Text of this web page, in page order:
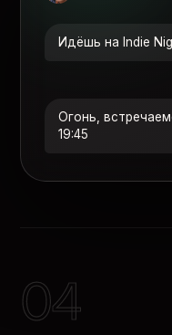
Идёшь на Indie
Огонь,
19:45
04